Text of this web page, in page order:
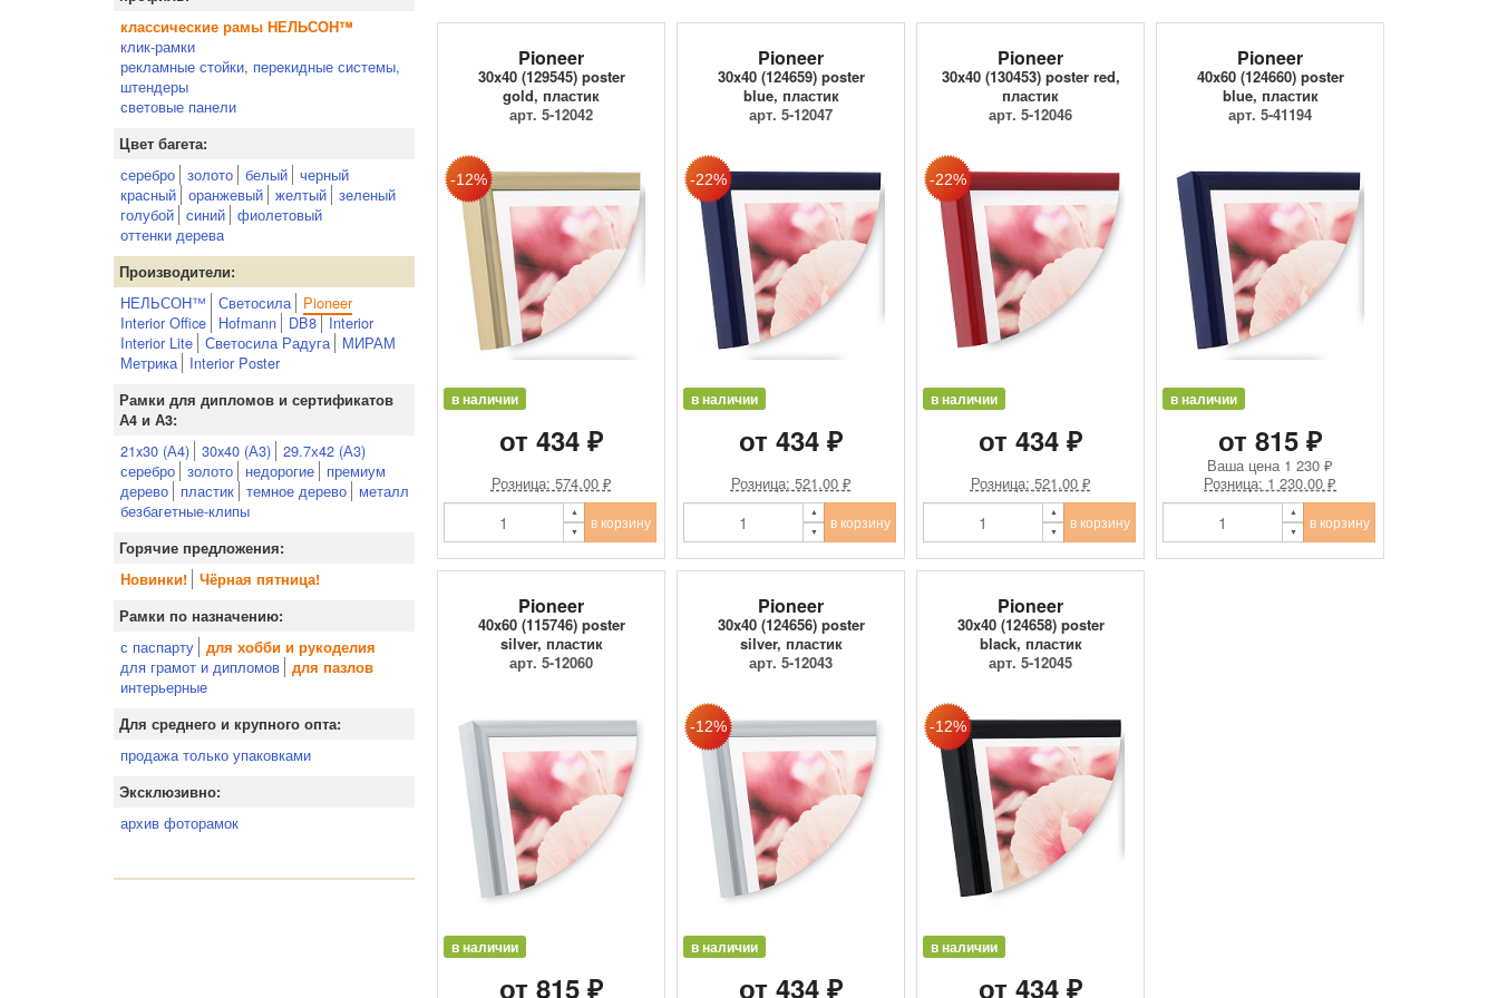
классические рамы НЕЛЬСОН™
клик-рамки
рекламные стойки, перекидные системы,
штендеры
световые панели
Цвет багета:
серебро золото белый черный
красный оранжевый желтый зеленый
голубой синий фиолетовый
оттенки дерева
Производители:
НЕЛЬСОН™ Светосила
Pioneer
Interior Office
Hofmann DB8 Interior
Interior Lite Светосила Радуга
МИРАМ
Метрика
Interior Poster
Рамки для дипломов и сертификатов
А4 и А3:
21x30 (А4) 30x40 (А3) 29.7х42 (А3)
серебро золото недорогие
премиум
дерево
пластик темное дерево
металл
безбагетные-клипы
Горячие предложения:
Новинки!
Чёрная пятница!
Рамки по назначению:
с паспарту для хобби и рукоделия
для грамот и дипломов для пазлов
интерьерные
Для среднего и крупного опта:
продажа только упаковками
Эксклюзивно:
архив фоторамок
Pioneer
30x40 (129545) poster
gold, пластик
арт. 5-12042
в наличии
от 434 ₽
Розница: 574.00 ₽
в корзину
Pioneer
30x40 (124659) poster
blue, пластик
арт. 5-12047
в наличии
от 434 ₽
Розница: 521.00 ₽
в корзину
Pioneer
30x40 (130453) poster red,
пластик
арт. 5-12046
в наличии
от 434 ₽
Розница: 521.00 ₽
в корзину
Pioneer
40x60 (124660) poster
blue, пластик
арт. 5-41194
в наличии
от 815 ₽
Ваша цена 1 230 ₽
Розница: 1 230.00 ₽
в корзину
Pioneer
40x60 (115746) poster
silver, пластик
арт. 5-12060
в наличии
от 815 ₽
Pioneer
30x40 (124656) poster
silver, пластик
арт. 5-12043
в наличии
от 434 ₽
Pioneer
30x40 (124658) poster
black, пластик
арт. 5-12045
в наличии
от 434 ₽